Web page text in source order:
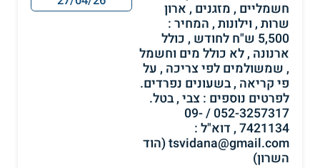
חשמליים , מזגנים , ארון
שרות , וילונות , המחיר :
5,500 ש"ח לחודש , כולל
ארנונה , לא כולל מים וחשמל
, שמשולמים לפי צריכה , על
פי קריאה , בשעונים נפרדים.
לפרטים נוספים : צבי , בטל.
052-3257317 / 09-
7421134 , דוא"ל :
tsvidana@gmail.com (הוד
השרון)